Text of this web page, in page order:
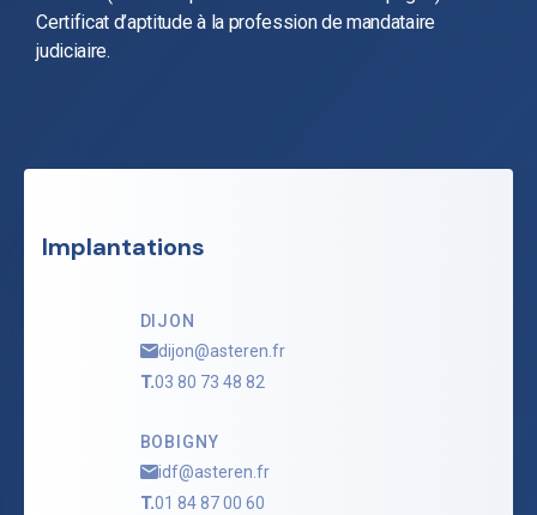
Certificat d’aptitude à la profession de mandataire
judiciaire.
Implantations
DIJON
dijon@asteren.fr
T.03 80 73 48 82
BOBIGNY
idf@asteren.fr
T.01 84 87 00 60